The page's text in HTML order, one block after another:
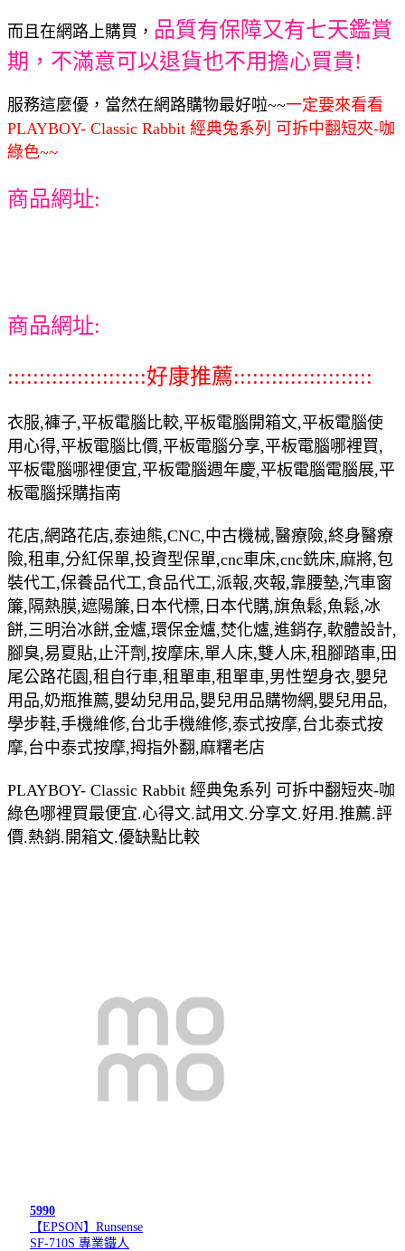
而且在網路上購買， 品質有保障又有七天鑑賞
期，不滿意可以退貨也不用擔心買貴!
服務這麼優，當然在網路購物最好啦~~一定要來看看
PLAYBOY- Classic Rabbit 經典兔系列 可拆中翻短夾-咖
綠色~~
商品網址:
商品網址:
::::::::::::::::::::::好康推薦::::::::::::::::::::::
衣服,褲子,平板電腦比較,平板電腦開箱文,平板電腦使
用心得,平板電腦比價,平板電腦分享,平板電腦哪裡買,
平板電腦哪裡便宜,平板電腦週年慶,平板電腦電腦展,平
板電腦採購指南
花店,網路花店,泰迪熊,CNC,中古機械,醫療險,終身醫療
險,租車,分紅保單,投資型保單,cnc車床,cnc銑床,麻將,包
裝代工,保養品代工,食品代工,派報,夾報,靠腰墊,汽車窗
簾,隔熱膜,遮陽簾,日本代標,日本代購,旗魚鬆,魚鬆,冰
餅,三明治冰餅,金爐,環保金爐,焚化爐,進銷存,軟體設計,
腳臭,易夏貼,止汗劑,按摩床,單人床,雙人床,租腳踏車,田
尾公路花園,租自行車,租單車,租單車,男性塑身衣,嬰兒
用品,奶瓶推薦,嬰幼兒用品,嬰兒用品購物網,嬰兒用品,
學步鞋,手機維修,台北手機維修,泰式按摩,台北泰式按
摩,台中泰式按摩,拇指外翻,麻糬老店
PLAYBOY- Classic Rabbit 經典兔系列 可拆中翻短夾-咖
綠色哪裡買最便宜.心得文.試用文.分享文.好用.推薦.評
價.熱銷.開箱文.優缺點比較
5990
【EPSON】Runsense
SF-710S 專業鐵人